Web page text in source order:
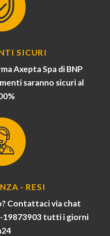
SICURI
Axepta Spa di BNP
saranno sicuri al
- RESI
Contattaci via chat
19873903 tutti i giorni